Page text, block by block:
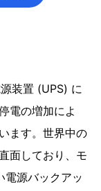
装置 (UPS) に
電の増加によ
ます。世界中の
面しており、モ
電源バックアッ